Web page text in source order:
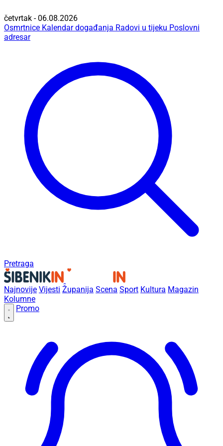
četvrtak - 06.08.2026
Osmrtnice Kalendar događanja Radovi u tijeku Poslovni
adresar
Pretraga
Najnovije Vijesti Županija Scena Sport Kultura Magazin
Kolumne
Promo